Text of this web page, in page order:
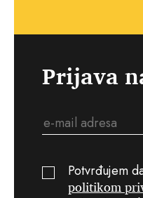
Prijava
Potvrđujem
politikom